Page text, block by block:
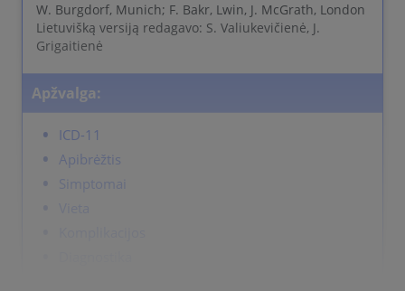
W. Burgdorf, Munich; F. Bakr, Lwin, J. McGrath, London
Lietuvišką versiją redagavo: S. Valiukevičienė, J.
Grigaitienė
Apžvalga:
ICD-11
Apibrėžtis
Simptomai